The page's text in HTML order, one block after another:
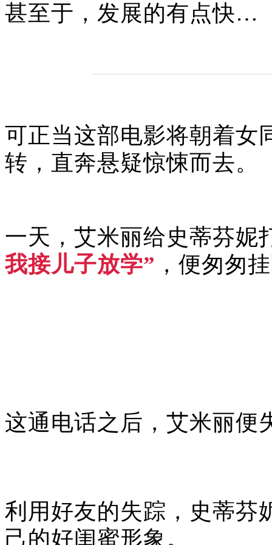
甚至于，发展的有点快…
可正当这部电影将朝着女
转，直奔悬疑惊悚而去。
一天，艾米丽给史蒂芬妮
我接儿子放学” ，便匆匆
这通电话之后，艾米丽便
利用好友的失踪，史蒂芬
己的好闺蜜形象。